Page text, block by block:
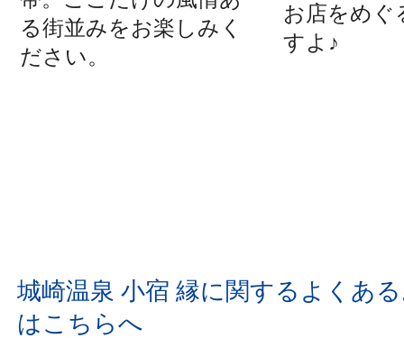
る街並みをお楽しみく
ださい。
お店をめぐ
すよ♪
城崎温泉 小宿 縁に関するよくあ
はこちらへ